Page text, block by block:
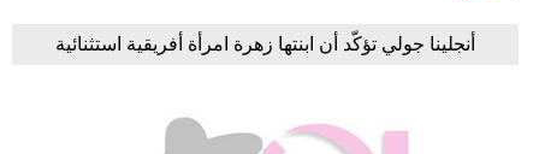
أنجلينا جولي تؤكّد أن ابنتها زهرة امرأة أفريقية استثنائية